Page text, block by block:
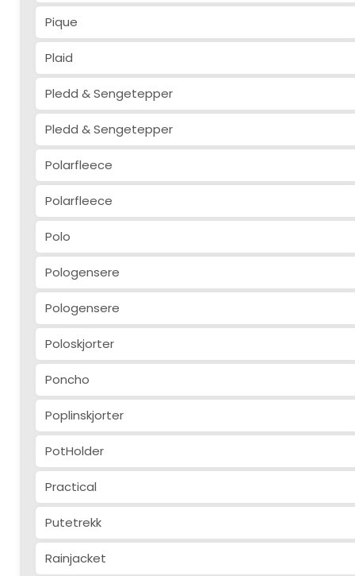
Pique
Plaid
Pledd & Sengetepper
Pledd & Sengetepper
Polarfleece
Polarfleece
Polo
Pologensere
Pologensere
Poloskjorter
Poncho
Poplinskjorter
PotHolder
Practical
Putetrekk
Rainjacket